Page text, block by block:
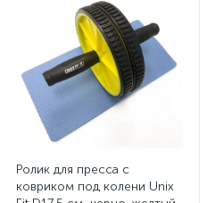
Ролик для пресса с
ковриком под колени Unix